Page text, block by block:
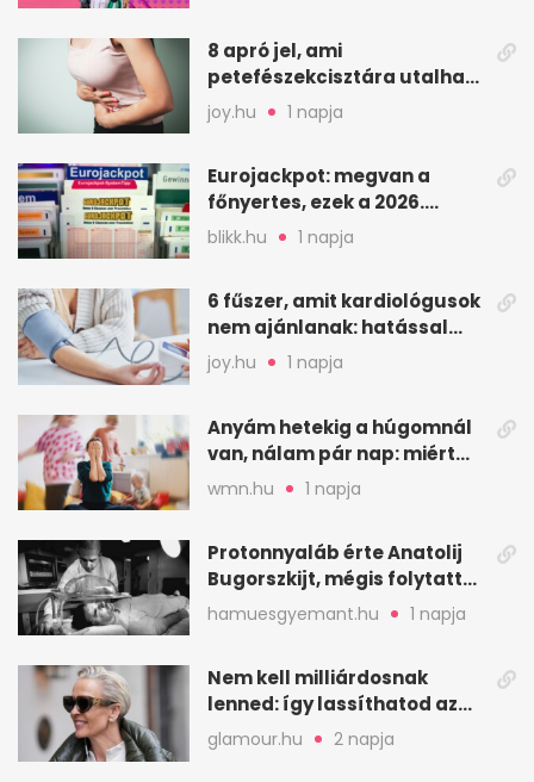
8 apró jel, ami
petefészekcisztára utalhat
– mire figyelj
joy.hu 1 napja
Eurojackpot: megvan a
főnyertes, ezek a 2026.
augusztus 7-i számok
blikk.hu 1 napja
6 fűszer, amit kardiológusok
nem ajánlanak: hatással
lehet a vérnyomásra
joy.hu 1 napja
Anyám hetekig a húgomnál
van, nálam pár nap: miért
fáj ennyire?
wmn.hu 1 napja
Protonnyaláb érte Anatolij
Bugorszkijt, mégis folytatta
a munkát
hamuesgyemant.hu 1 napja
Nem kell milliárdosnak
lenned: így lassíthatod az
öregedést a biológus szerint
glamour.hu 2 napja